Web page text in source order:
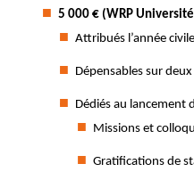
5 000 € (WRP
Attribués l’année
Dépensables sur
Dédiés au lancement
Missions et
Gratifications de